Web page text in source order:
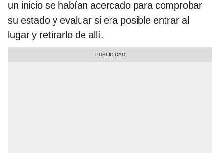
un inicio se habían acercado para comprobar
su estado y evaluar si era posible entrar al
lugar y retirarlo de allí.